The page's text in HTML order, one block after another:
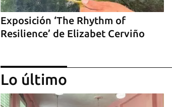
Exposición ‘The Rhythm of
Resilience’ de Elizabet Cerviño
Lo último